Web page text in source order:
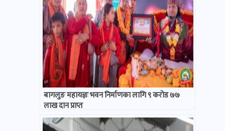
बागलुङ महायज्ञः भवन निर्माणका लागि ९ करोड ७७
लाख दान प्राप्त